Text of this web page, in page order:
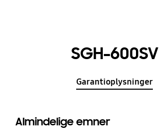
SGH-600SV
Garantioplysninger
Almindelige emner